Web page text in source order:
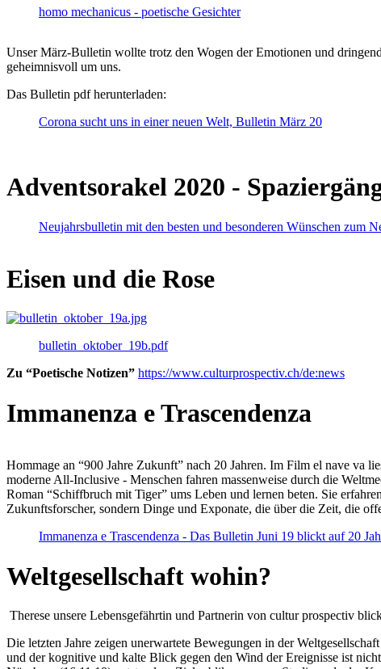
homo mechanicus - poetische Gesichter
Unser März-Bulletin wollte trotz den Wogen der Emotionen und
geheimnisvoll um uns.
Das Bulletin pdf herunterladen:
Corona sucht uns in einer neuen Welt, Bulletin März 20
Adventsorakel 2020 -
Neujahrsbulletin mit den besten und besonderen Wünschen zum
Eisen und die Rose
bulletin_oktober_19b.pdf
Zu “Poetische Notizen” https://www.culturprospectiv.ch/de:news
Immanenza e Trascendenza
Hommage an “900 Jahre Zukunft” nach 20 Jahren. Im Film el nave va
moderne All-Inclusive - Menschen fahren massenweise durch die
Roman “Schiffbruch mit Tiger” ums Leben und lernen beten. Sie
Zukunftsforscher, sondern Dinge und Exponate, die über die Zeit, die
Immanenza e Trascendenza - Das Bulletin Juni 19 blickt auf 20
Weltgesellschaft wohin?
Therese unsere Lebensgefährtin und Partnerin von cultur prospectiv
Die letzten Jahre zeigen unerwartete Bewegungen in der
und der kognitive und kalte Blick gegen den Wind der Ereignisse ist